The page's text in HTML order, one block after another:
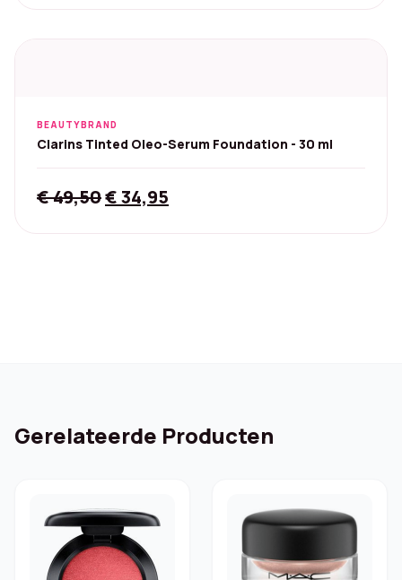
BEAUTYBRAND
Clarins Tinted Oleo-Serum Foundation - 30 ml
€49,50Original
€34,95
Gerelateerde Producten